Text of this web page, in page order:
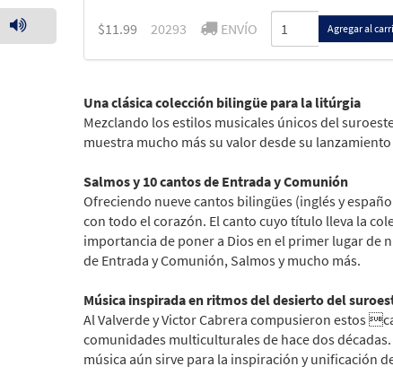
Use
$11.99 20293 ENVÍO Agregar al
Una clásica colección bilingüe para la litúrgia
Mezclando los estilos musicales únicos del
muestra mucho más su valor desde su lanzamiento
Salmos y 10 cantos de Entrada y Comunión
Ofreciendo nueve cantos bilingües (inglés y
con todo el corazón. El canto cuyo título lleva la
importancia de poner a Dios en el primer lugar de
de Entrada y Comunión, Salmos y mucho más.
Música inspirada en ritmos del desierto del
Al Valverde y Victor Cabrera compusieron estos
comunidades multiculturales de hace dos
música aún sirve para la inspiración y unificación